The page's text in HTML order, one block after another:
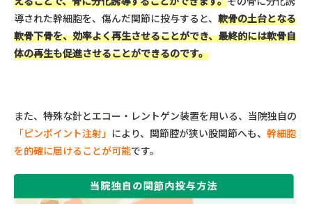
導された幹細胞を、傷んだ関節に投与すると、 軟骨の土台となる
軟骨下骨を、効率よく再生させることができ、最終的には軟骨自
体の再生も促進させることができるのです。
また、特殊な針とエコー・レントゲン装置を用いる、当院独自の
「ピンポイント注射」 により、関節腔が狭い股関節へも、 幹細胞
を的確に届けることが可能です。